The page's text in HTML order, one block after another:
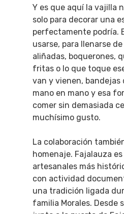
Y es que aquí la vajilla
solo para decorar una
perfectamente podría.
usarse, para llenarse
aliñadas, boquerones,
fritas o lo que toque
van y vienen, bandejas
mano en mano y esa
comer sin demasiada
muchísimo gusto.
La colaboración
homenaje. Fajalauza
artesanales más
con actividad
una tradición ligada
familia Morales. Desde